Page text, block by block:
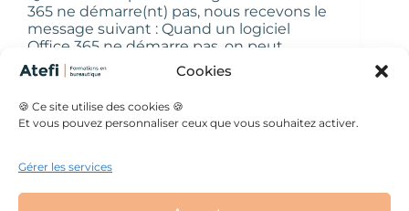
Cookies
🍪 Ce site utilise des cookies 🍪
Et vous pouvez personnaliser ceux que vous souhaitez activer.
Gérer les services
365 ne démarre(nt) pas, nous recevons le
message suivant : Quand un logiciel
Office 365 ne démarre pas, on peut
tenter une réparation 1 : Aller sur le
panneau de configuration >
programmes…
Véronique
15 octobre 2024
Mentions légales